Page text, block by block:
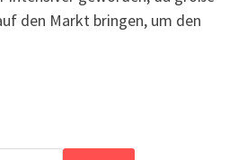
den Markt bringen, um den